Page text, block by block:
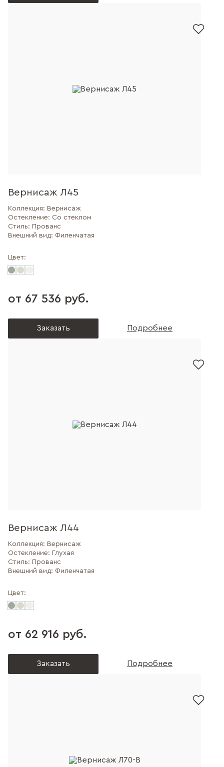
Вернисаж Л45
Коллекция: Вернисаж
Остекление: Со стеклом
Стиль: Прованс
Внешний вид: Филенчатая
Цвет:
от 67 536 руб.
Заказать Подробнее
Вернисаж Л44
Коллекция: Вернисаж
Остекление: Глухая
Стиль: Прованс
Внешний вид: Филенчатая
Цвет:
от 62 916 руб.
Заказать Подробнее